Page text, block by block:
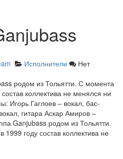
Исполнители
Нет
родом из Тольятти. С момента
коллектива не менялся ни
Игорь Гаглоев – вокал, бас-
гитара Аскар Амиров –
Ganjubass родом из Тольятти.
году состав коллектива не